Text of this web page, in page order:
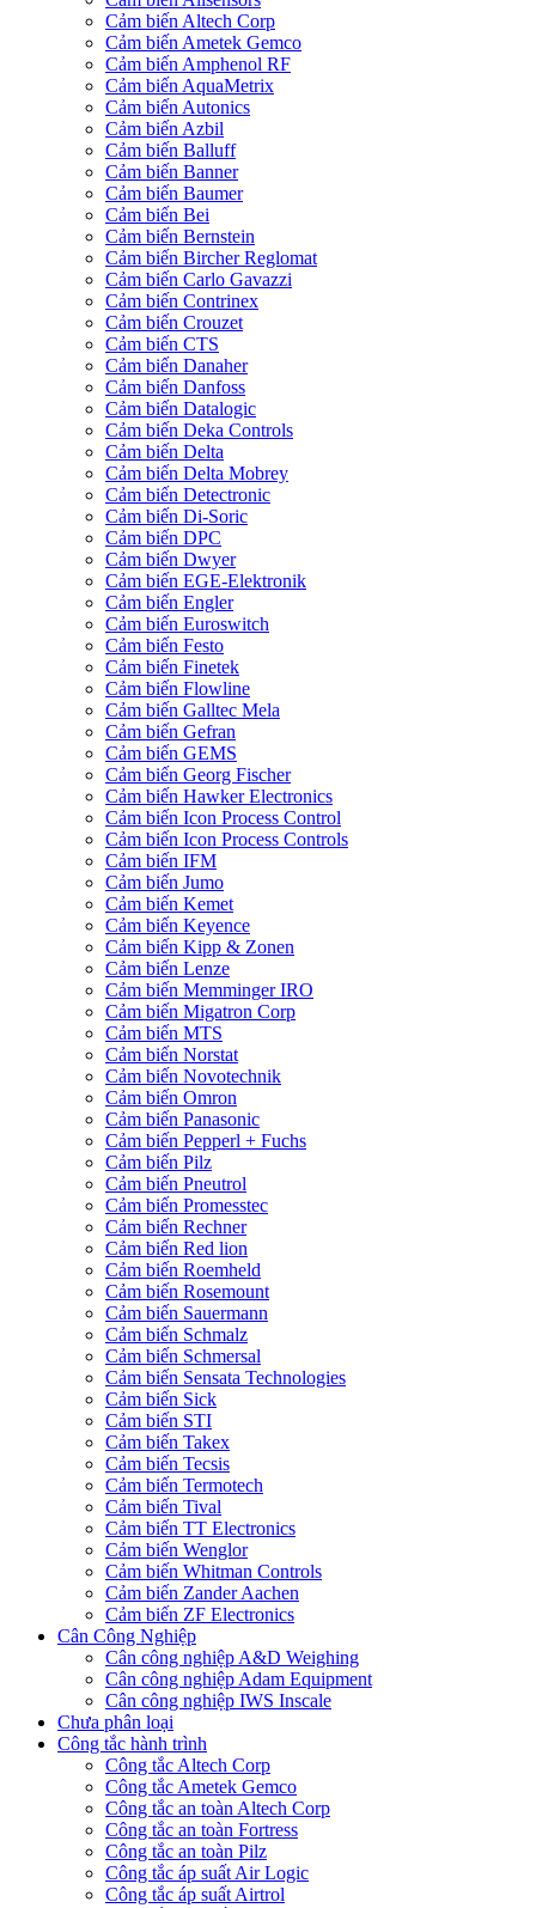
Cảm biến Altech Corp
Cảm biến Ametek Gemco
Cảm biến Amphenol RF
Cảm biến AquaMetrix
Cảm biến Autonics
Cảm biến Azbil
Cảm biến Balluff
Cảm biến Banner
Cảm biến Baumer
Cảm biến Bei
Cảm biến Bernstein
Cảm biến Bircher Reglomat
Cảm biến Carlo Gavazzi
Cảm biến Contrinex
Cảm biến Crouzet
Cảm biến CTS
Cảm biến Danaher
Cảm biến Danfoss
Cảm biến Datalogic
Cảm biến Deka Controls
Cảm biến Delta
Cảm biến Delta Mobrey
Cảm biến Detectronic
Cảm biến Di-Soric
Cảm biến DPC
Cảm biến Dwyer
Cảm biến EGE-Elektronik
Cảm biến Engler
Cảm biến Euroswitch
Cảm biến Festo
Cảm biến Finetek
Cảm biến Flowline
Cảm biến Galltec Mela
Cảm biến Gefran
Cảm biến GEMS
Cảm biến Georg Fischer
Cảm biến Hawker Electronics
Cảm biến Icon Process Control
Cảm biến Icon Process Controls
Cảm biến IFM
Cảm biến Jumo
Cảm biến Kemet
Cảm biến Keyence
Cảm biến Kipp & Zonen
Cảm biến Lenze
Cảm biến Memminger IRO
Cảm biến Migatron Corp
Cảm biến MTS
Cảm biến Norstat
Cảm biến Novotechnik
Cảm biến Omron
Cảm biến Panasonic
Cảm biến Pepperl + Fuchs
Cảm biến Pilz
Cảm biến Pneutrol
Cảm biến Promesstec
Cảm biến Rechner
Cảm biến Red lion
Cảm biến Roemheld
Cảm biến Rosemount
Cảm biến Sauermann
Cảm biến Schmalz
Cảm biến Schmersal
Cảm biến Sensata Technologies
Cảm biến Sick
Cảm biến STI
Cảm biến Takex
Cảm biến Tecsis
Cảm biến Termotech
Cảm biến Tival
Cảm biến TT Electronics
Cảm biến Wenglor
Cảm biến Whitman Controls
Cảm biến Zander Aachen
Cảm biến ZF Electronics
Cân Công Nghiệp
Cân công nghiệp A&D Weighing
Cân công nghiệp Adam Equipment
Cân công nghiệp IWS Inscale
Chưa phân loại
Công tắc hành trình
Công tắc Altech Corp
Công tắc Ametek Gemco
Công tắc an toàn Altech Corp
Công tắc an toàn Fortress
Công tắc an toàn Pilz
Công tắc áp suất Air Logic
Công tắc áp suất Airtrol